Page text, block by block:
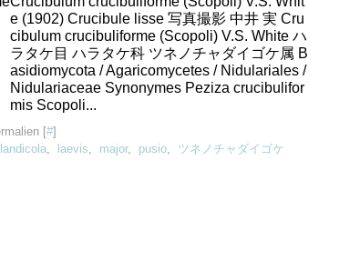
e (1902) Crucibule lisse 写真撮影 中井 実 Cru
cibulum crucibuliforme (Scopoli) V.S. White ハ
ラタケ目 ハラタケ科 ツネノチャダイゴケ属 B
asidiomycota / Agaricomycetes / Nidulariales /
Nidulariaceae Synonymes Peziza crucibulifor
mis Scopoli...
[#]
, laevis, major, pusio, ツネノチャダイゴケ